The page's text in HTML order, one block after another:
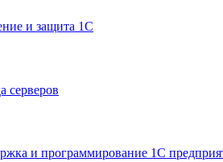
и защита 1С
серверов
и программирование 1С